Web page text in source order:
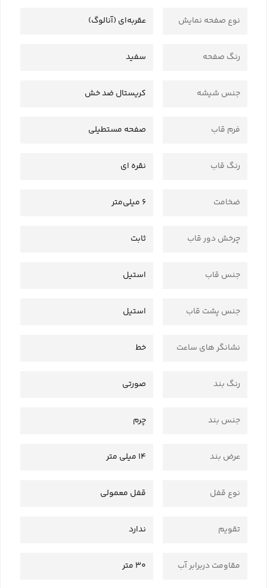
نوع صفحه نمایش عقربه‌ای (آنالوگ)
رنگ صفحه سفید
جنس شیشه کریستال ضد خش
فرم قاب صفحه مستطیلی
رنگ قاب نقره ای
ضخامت 6 میلی‌متر
چرخش دور قاب ثابت
جنس قاب استیل
جنس پشت قاب استیل
نشانگر های ساعت خط
رنگ بند صورتی
جنس بند چرم
عرض بند 14 میلی متر
نوع قفل قفل معمولی
تقویم ندارد
مقاومت دربرابر آب 30 متر